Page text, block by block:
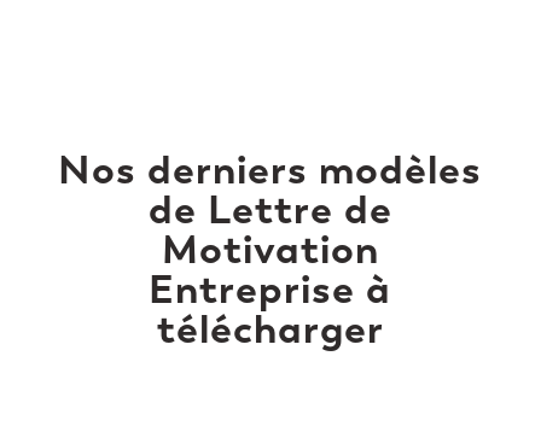
Nos derniers modèles
de Lettre de
Motivation
Entreprise à
télécharger